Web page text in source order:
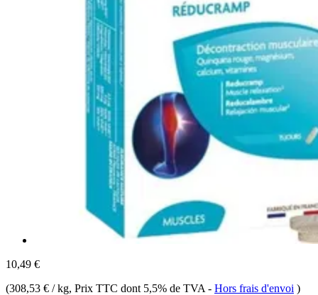
10,49 €
(308,53 € / kg, Prix TTC dont 5,5% de TVA - Hors frais d'envoi )